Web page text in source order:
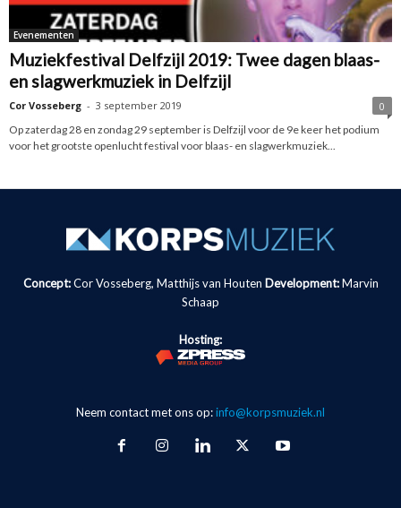
Evenementen
Muziekfestival Delfzijl 2019: Twee dagen blaas-
en slagwerkmuziek in Delfzijl
Cor Vosseberg - 3 september 2019
0
Op zaterdag 28 en zondag 29 september is Delfzijl voor de 9e keer het podium
voor het grootste openlucht festival voor blaas- en slagwerkmuziek...
Concept:Cor Vosseberg, Matthijs van Houten Development: Marvin
Schaap
Hosting:
Neem contact met ons op:info@korpsmuziek.nl